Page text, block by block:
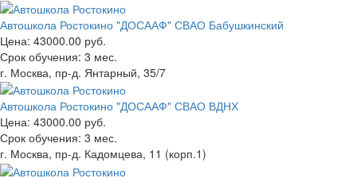
Автошкола Ростокино "ДОСААФ" СВАО Бабушкинский
Цена: 43000.00 руб.
Срок обучения: 3 мес.
г. Москва, пр-д. Янтарный, 35/7
Автошкола Ростокино "ДОСААФ" СВАО ВДНХ
Цена: 43000.00 руб.
Срок обучения: 3 мес.
г. Москва, пр-д. Кадомцева, 11 (корп.1)